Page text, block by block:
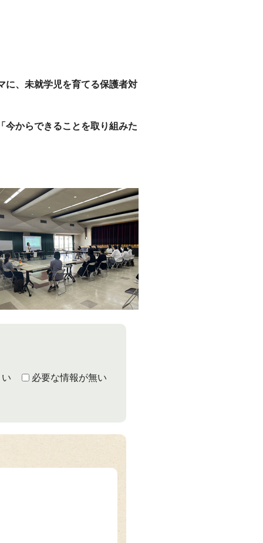
、未就学児を育てる保護者対
今からできることを取り組みた
必要な情報が無い